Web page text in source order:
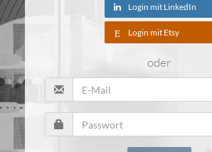
Login mit LinkedIn
Login mit Etsy
oder